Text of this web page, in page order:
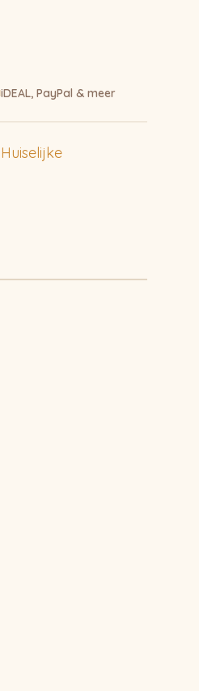
iDEAL, PayPal & meer
Huiselijke